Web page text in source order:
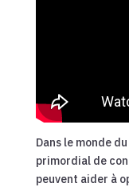
Dans le monde du
primordial de
peuvent aider à